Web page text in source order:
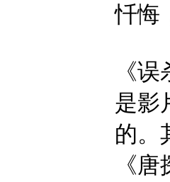
忏悔
《
是影
的。
《